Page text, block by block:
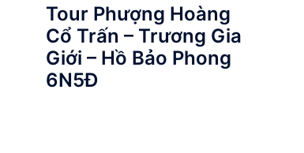
Tour Phượng Hoàng
Cổ Trấn – Trương Gia
Giới – Hồ Bảo Phong
6N5Đ